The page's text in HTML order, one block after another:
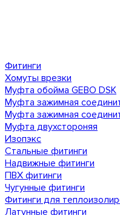
Фитинги
Хомуты врезки
Муфта обойма GEBO DSK
Муфта зажимная
Муфта зажимная
Муфта двухстороняя
Изопэкс
Стальные фитинги
Надвижные фитинги
ПВХ фитинги
Чугунные фитинги
Фитинги для
Латунные фитинги